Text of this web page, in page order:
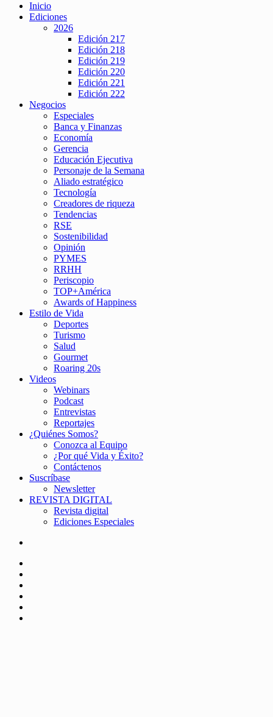
Inicio
Ediciones
2026
Edición 217
Edición 218
Edición 219
Edición 220
Edición 221
Edición 222
Negocios
Especiales
Banca y Finanzas
Economía
Gerencia
Educación Ejecutiva
Personaje de la Semana
Aliado estratégico
Tecnología
Creadores de riqueza
Tendencias
RSE
Sostenibilidad
Opinión
PYMES
RRHH
Periscopio
TOP+América
Awards of Happiness
Estilo de Vida
Deportes
Turismo
Salud
Gourmet
Roaring 20s
Videos
Webinars
Podcast
Entrevistas
Reportajes
¿Quiénes Somos?
Conozca al Equipo
¿Por qué Vida y Éxito?
Contáctenos
Suscríbase
Newsletter
REVISTA DIGITAL
Revista digital
Ediciones Especiales